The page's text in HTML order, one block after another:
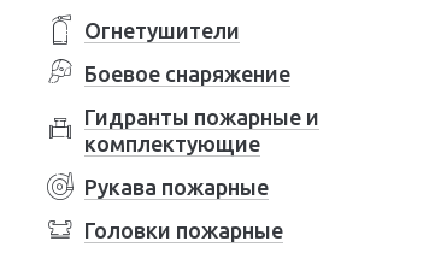
Огнетушители
Боевое снаряжение
Гидранты пожарные и
комплектующие
Рукава пожарные
Головки пожарные